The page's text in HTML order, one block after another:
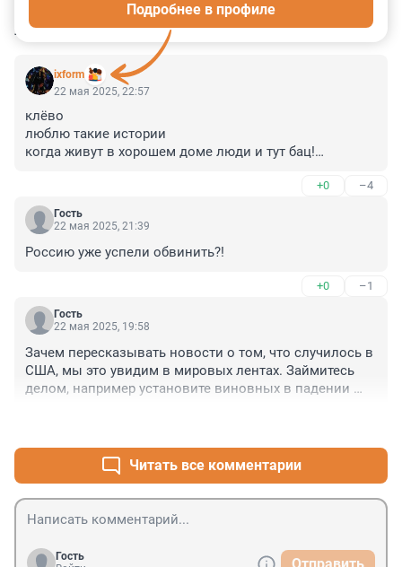
КОММЕНТАРИИ 11
ixform
Подробнее в профиле
22 мая 2025, 22:57
клёво
люблю такие истории
когда живут в хорошем доме люди и тут бац!
+0 –4
Гость
22 мая 2025, 21:39
Россию уже успели обвинить?!
+0 –1
Гость
22 мая 2025, 19:58
Зачем пересказывать новости о том, что случилось в
США, мы это увидим в мировых лентах. Займитесь
делом, например установите виновных в падении
Читать все комментарии
Гость